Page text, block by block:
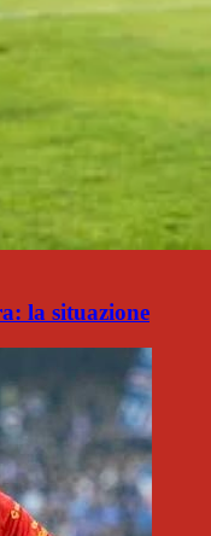
la situazione